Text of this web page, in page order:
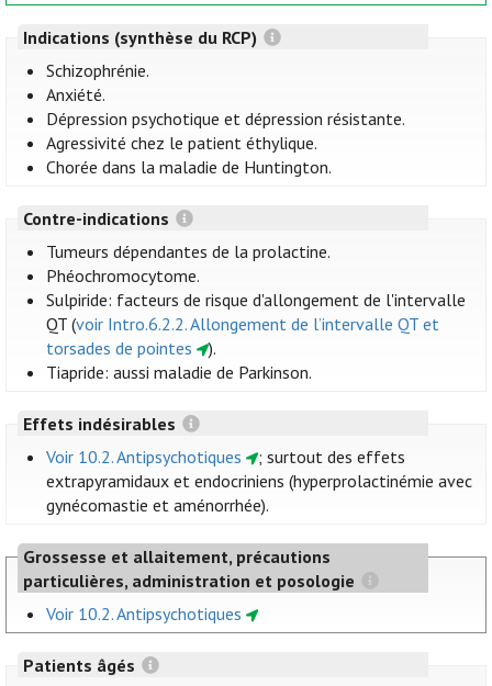
Indications (synthèse du RCP)
Schizophrénie.
Anxiété.
Dépression psychotique et dépression résistante.
Agressivité chez le patient éthylique.
Chorée dans la maladie de Huntington.
Contre-indications
Tumeurs dépendantes de la prolactine.
Phéochromocytome.
Sulpiride: facteurs de risque d'allongement de l'intervalle
QT (voir Intro.6.2.2. Allongement de l’intervalle QT et
torsades de pointes
).
Tiapride: aussi maladie de Parkinson.
Effets indésirables
Voir 10.2. Antipsychotiques
; surtout des effets
extrapyramidaux et endocriniens (hyperprolactinémie avec
gynécomastie et aménorrhée).
Grossesse et allaitement, précautions
particulières, administration et posologie
Voir 10.2. Antipsychotiques
Patients âgés